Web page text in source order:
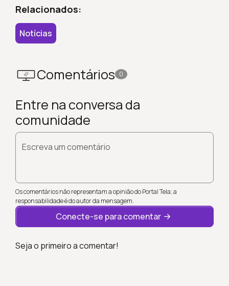
Relacionados:
Notícias
Comentários 0
Entre na conversa da
comunidade
Escreva um comentário
Os comentários não representam a opinião do Portal Tela; a
responsabilidade é do autor da mensagem.
Conecte-se para comentar
Seja o primeiro a comentar!